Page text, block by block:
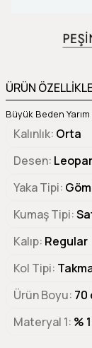
ÜRÜN
Büyük Beden
Kalınlık Orta
Desen
Yaka Tipi
Kumaş Tipi
Kalıp Regular
Kol Tipi
Ürün Boyu 70
Materyal 1 %